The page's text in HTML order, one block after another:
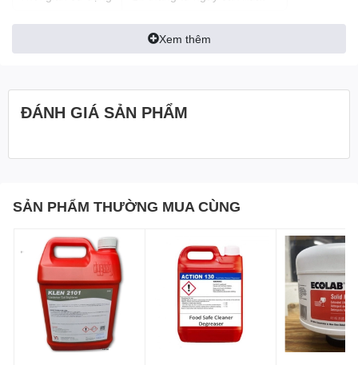
làm tăng hiệu quả làm sạch dầu mỡ. ỨNG DỤNG Dùng để rửa
bát đĩa, dùng cho máy rửa bát tự động.
rửa bát đĩa, đặt bên trong hoặc bên ngoài của máy rửa bát đĩa tự
động. Lượng dung dịch tùy thuộc vào lượng bát đĩa cần rửa và độ
THẬN TRỌNG Có hại với mắt, da, quần áo. Bảo quản nơi khô ráo
=======================================
****Mọi Nhu Cầu Và Thắc Mắc Xin Vui Lòng Liên Hệ****
- Công Ty Tnhh Tm-Dv-Cn Thái Hưng
- Trụ sở chính: Căn 1.09 Chung cư Võ Đình, Số 8 đường TA 15,
Phường Thới An, Quận 12, TPHCM
- Hotline/Zalo/Viber: 0378 508 805
Xem thêm
ĐÁNH GIÁ SẢN PHẨM
SẢN PHẨM THƯỜNG MUA CÙNG